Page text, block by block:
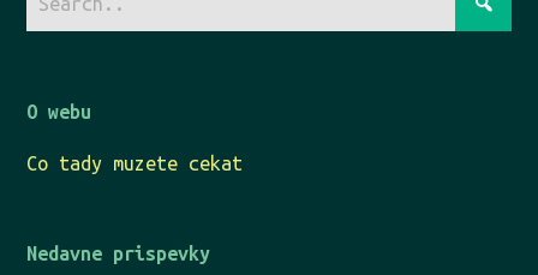
O webu
Co tady muzete cekat
Nedavne prispevky